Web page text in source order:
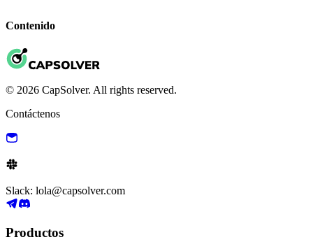
Contenido
© 2026 CapSolver. All rights reserved.
Contáctenos
Slack: lola@capsolver.com
Productos